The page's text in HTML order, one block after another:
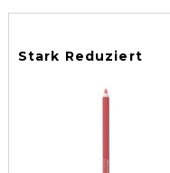
Stark Reduziert